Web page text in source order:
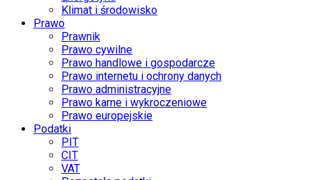
Klimat i środowisko
Prawo
Prawnik
Prawo cywilne
Prawo handlowe i gospodarcze
Prawo internetu i ochrony danych
Prawo administracyjne
Prawo karne i wykroczeniowe
Prawo europejskie
Podatki
PIT
CIT
VAT